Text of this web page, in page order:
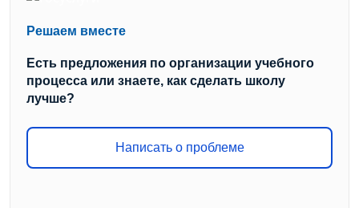
Решаем вместе
Есть предложения по организации учебного
процесса или знаете, как сделать школу
лучше?
Написать о проблеме